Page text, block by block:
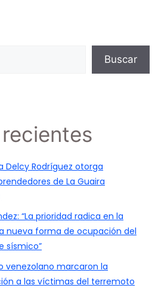
Buscar
Rodríguez otorga
de La Guaira
“La prioridad radica en la
nueva forma de ocupación del
sísmico”
venezolano marcaron la
a las víctimas del terremoto